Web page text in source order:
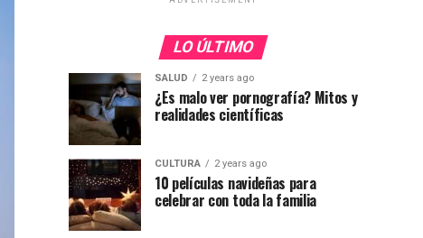
LO ÚLTIMO
SALUD 2 years ago
¿Es malo ver pornografía? Mitos y
realidades científicas
CULTURA 2 years ago
10 películas navideñas para
celebrar con toda la familia